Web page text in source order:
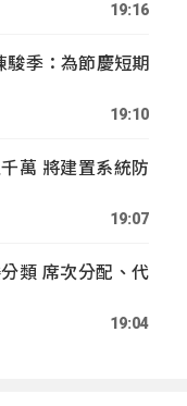
19:16
駿季：為節慶短期
19:10
萬 將建置系統防
19:07
類 席次分配、代
19:04